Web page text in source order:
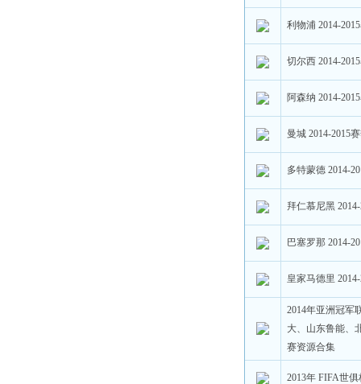
利物浦 2014-
切尔西 2014-
阿森纳 2014-
曼城 2014-2015
多特蒙德 2014-
拜仁慕尼黑
巴塞罗那 2014-
皇家马德里
2014年亚洲冠军
大、山东鲁能、
赛资源合集
2013年 FIFA世